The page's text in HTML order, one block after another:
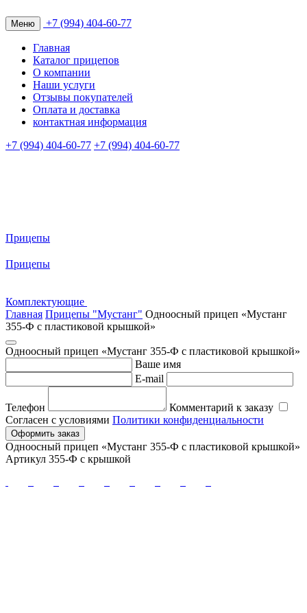
Меню +7 (994) 404-60-77
Главная
Каталог прицепов
О компании
Наши услуги
Отзывы покупателей
Оплата и доставка
контактная информация
+7 (994) 404-60-77 +7 (994) 404-60-77
Прицепы
Прицепы
Комплектующие
Главная Прицепы "Мустанг" Одноосный прицеп «Мустанг
355-Ф с пластиковой крышкой»
Одноосный прицеп «Мустанг 355-Ф с пластиковой крышкой»
Ваше имя
E-mail
Телефон
Комментарий к заказу
Согласен с условиями Политики конфиденциальности
Оформить заказ
Одноосный прицеп «Мустанг 355-Ф с пластиковой крышкой»
Артикул 355-Ф с крышкой